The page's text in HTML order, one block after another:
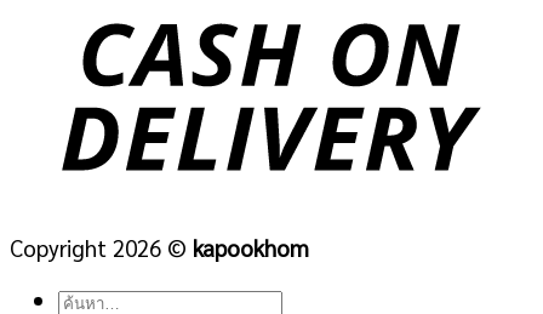
Copyright 2026 © kapookhom
ค้นหา: